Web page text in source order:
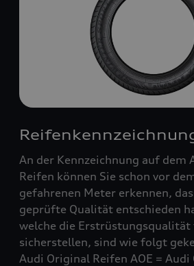
An der Kennzeichnung auf dem
Reifen können Sie schon vor
gefahrenen Meter erkennen,
geprüfte Qualität entschieden
welche die Erstrüstungsqualität
sicherstellen, sind wie folgt
Audi Original Reifen AOE =